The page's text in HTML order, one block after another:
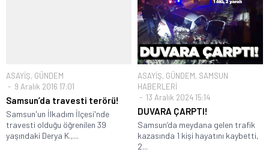
ASAYİŞ, GÜNDEM
9 Aralık 2016 17:01
Samsun’da travesti terörü!
Samsun'un İlkadım İlçesi'nde
travesti olduğu öğrenilen 39
yaşındaki Derya K.,...
ASAYİŞ, GÜNDEM, SAMSUN
HABERLERİ
13 Aralık 2024 15:14
DUVARA ÇARPTI!
Samsun’da meydana gelen trafik
kazasında 1 kişi hayatını kaybetti,
2...